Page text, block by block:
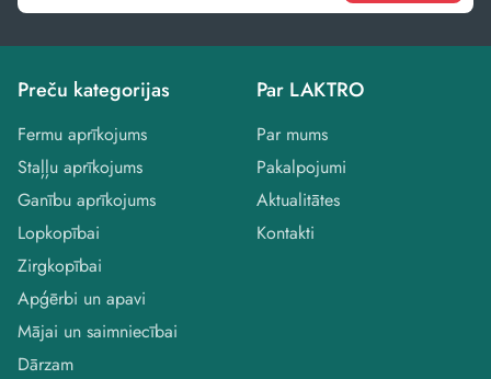
Preču kategorijas
Fermu aprīkojums
Staļļu aprīkojums
Ganību aprīkojums
Lopkopībai
Zirgkopībai
Apģērbi un apavi
Mājai un saimniecībai
Dārzam
Par LAKTRO
Par mums
Pakalpojumi
Aktualitātes
Kontakti